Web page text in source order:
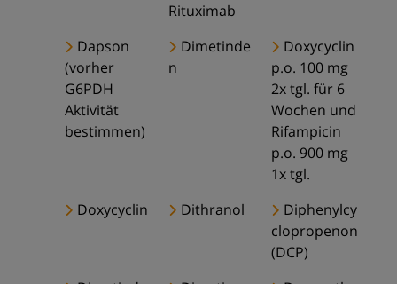
Rituximab
Dapson
(vorher
G6PDH
Aktivität
bestimmen)
Dimetinde
n
Doxycyclin
p.o. 100 mg
2x tgl. für 6
Wochen und
Rifampicin
p.o. 900 mg
1x tgl.
Doxycyclin
Dithranol
Diphenylcy
clopropenon
(DCP)